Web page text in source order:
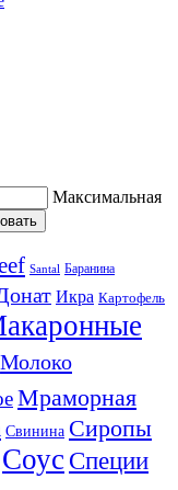
Максимальная
Santal Баранина
Икра Картофель
Молоко
Мраморная
Свинина Сиропы
Соус Специи